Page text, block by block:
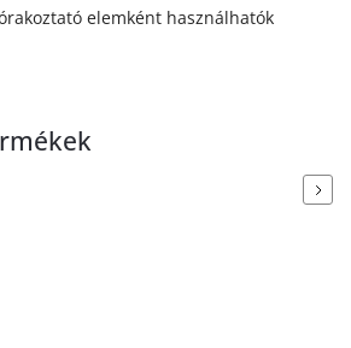
elemként használhatók
Next